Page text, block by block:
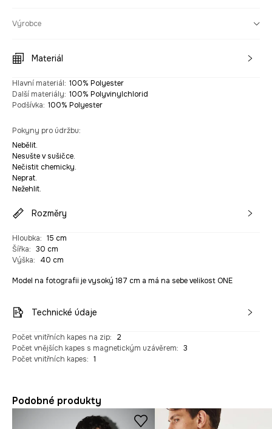
Výrobce
Materiál
Hlavní materiál: 100% Polyester
Další materiály: 100% Polyvinylchlorid
Podšívka: 100% Polyester
Pokyny pro údržbu:
Nebělit.
Nesušte v sušičce.
Nečistit chemicky.
Neprat.
Nežehlit.
Rozměry
Hloubka: 15 cm
Šířka: 30 cm
Výška: 40 cm
Model na fotografii je vysoký 187 cm a má na sebe velikost ONE
Technické údaje
Počet vnitřních kapes na zip:
2
Počet vnějších kapes s magnetickým uzávěrem: 3
Počet vnitřních kapes: 1
Podobné produkty